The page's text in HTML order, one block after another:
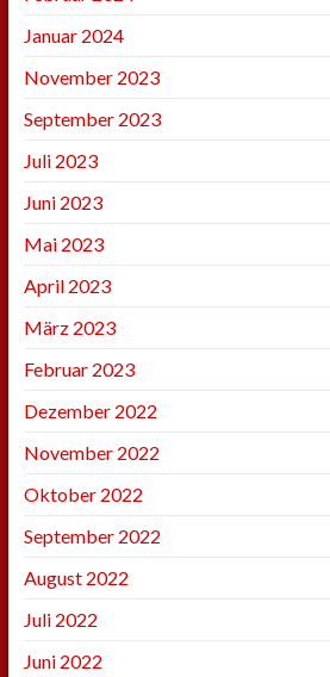
Januar 2024
November 2023
September 2023
Juli 2023
Juni 2023
Mai 2023
April 2023
März 2023
Februar 2023
Dezember 2022
November 2022
Oktober 2022
September 2022
August 2022
Juli 2022
Juni 2022